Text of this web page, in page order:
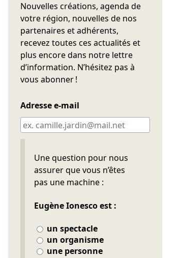
Nouvelles créations, agenda de
votre région, nouvelles de nos
partenaires et adhérents,
recevez toutes ces actualités et
plus encore dans notre lettre
d’information. N’hésitez pas à
vous abonner !
Adresse e-mail
Une question pour nous
assurer que vous n’êtes
pas une machine :
Eugène Ionesco est :
un spectacle
un organisme
une personne
Ne pas remplir